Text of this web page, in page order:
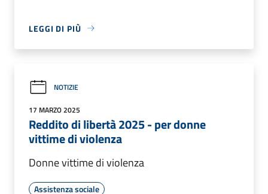
LEGGI DI PIÙ
NOTIZIE
17 MARZO 2025
Reddito di libertà 2025 - per donne
vittime di violenza
Donne vittime di violenza
Assistenza sociale